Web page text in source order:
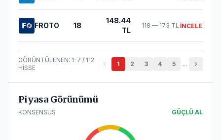
FROTO 18
148.44
TL
118 — 173 TL İNCELE
GÖRÜNTÜLENEN: 1-7 / 112
HİSSE
1 2 3 4 5 ...
Piyasa Görünümü
KONSENSÜS GÜÇLÜ AL